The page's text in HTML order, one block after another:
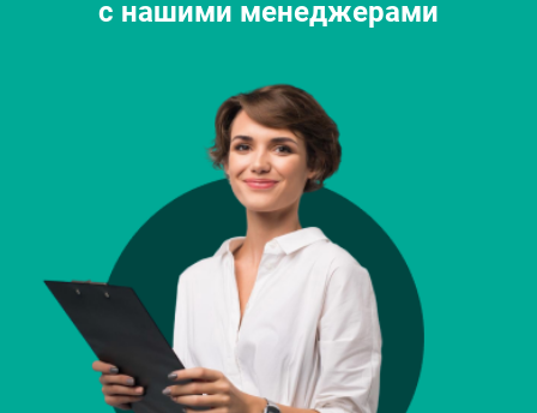
с нашими менеджерами